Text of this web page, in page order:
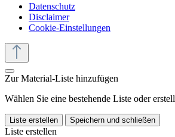
Datenschutz
Disclaimer
Cookie-Einstellungen
Zur Material-Liste hinzufügen
Wählen Sie eine bestehende Liste oder
Liste erstellen Speichern und schließen
Liste erstellen